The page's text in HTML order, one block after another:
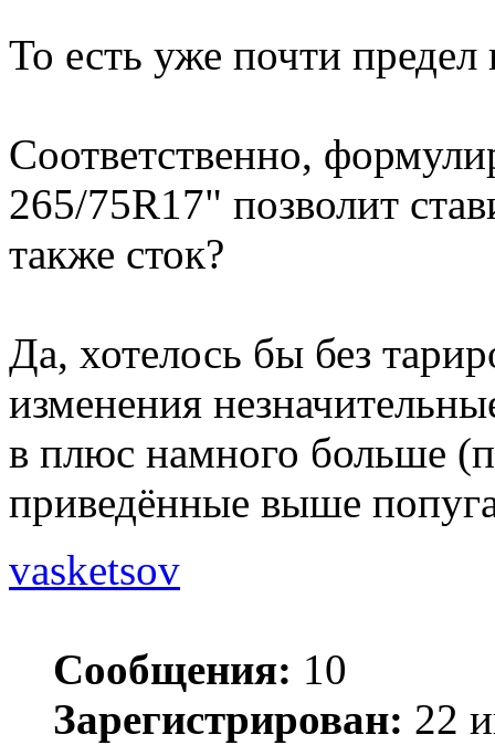
То есть уже почти
Соответственно,
265/75R17" позволит
также сток?
Да, хотелось бы без
изменения
в плюс намного больше
приведённые выше
vasketsov
Сообщения: 10
Зарегистрирован: 22